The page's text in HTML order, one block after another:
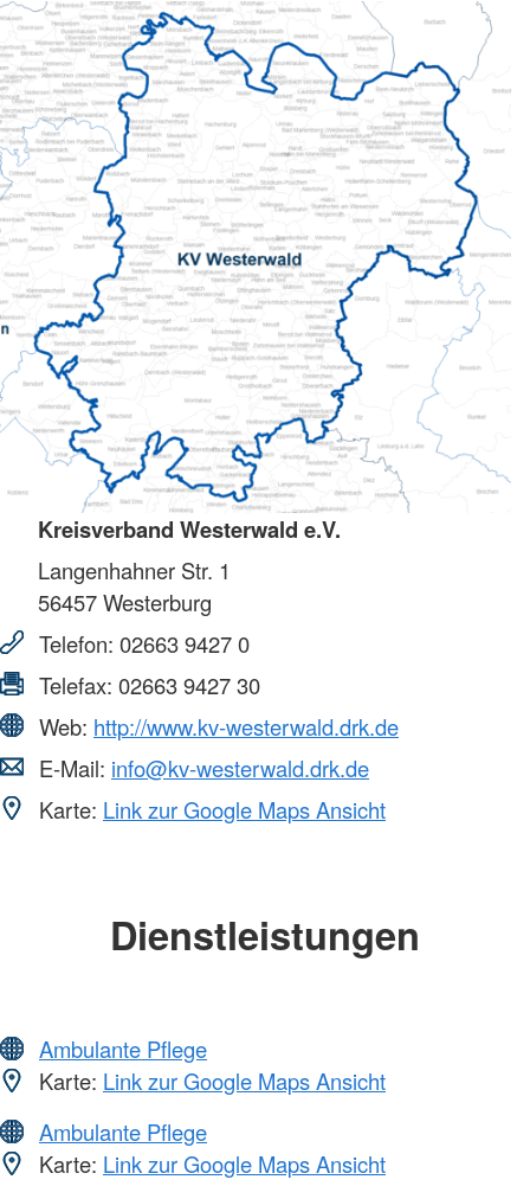
Kreisverband Westerwald e.V.
Langenhahner Str. 1
56457Westerburg
Telefon: 02663 9427 0
Telefax: 02663 9427 30
Web: http://www.kv-westerwald.drk.de
E-Mail: info@kv-westerwald.drk.de
Karte: Link zur Google Maps Ansicht
Dienstleistungen
Ambulante Pflege
Karte: Link zur Google Maps Ansicht
Ambulante Pflege
Karte: Link zur Google Maps Ansicht